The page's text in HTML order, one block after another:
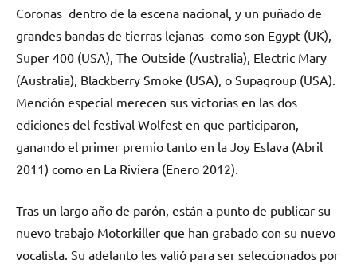
Coronas dentro de la escena nacional, y un puñado de
grandes bandas de tierras lejanas como son Egypt (UK),
Super 400 (USA), The Outside (Australia), Electric Mary
(Australia), Blackberry Smoke (USA), o Supagroup (USA).
Mención especial merecen sus victorias en las dos
ediciones del festival Wolfest en que participaron,
ganando el primer premio tanto en la Joy Eslava (Abril
2011) como en La Riviera (Enero 2012).
Tras un largo año de parón, están a punto de publicar su
nuevo trabajo Motorkiller que han grabado con su nuevo
vocalista. Su adelanto les valió para ser seleccionados por